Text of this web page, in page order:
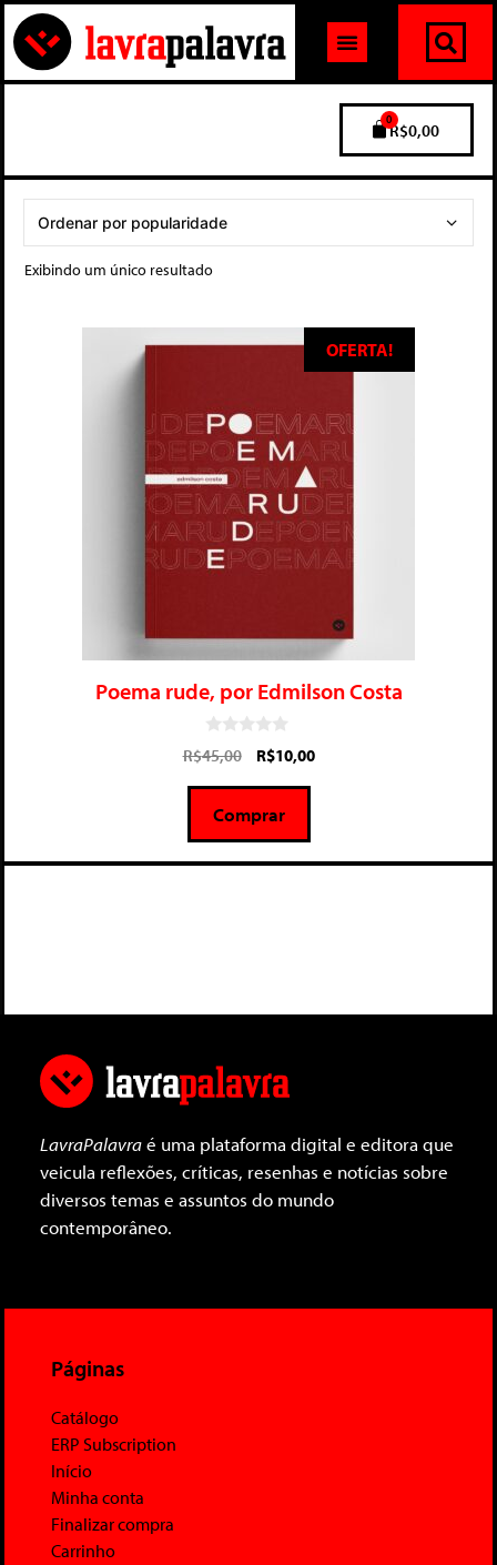
R$0,00
0
Exibindo um único resultado
OFERTA!
Poema rude, por Edmilson Costa
0
d
5
R$45,00 R$10,00
Comprar
LavraPalavraé uma plataforma digital e editora que
veicula reflexões, críticas, resenhas e notícias sobre
diversos temas e assuntos do mundo
contemporâneo.
Páginas
Catálogo
ERP Subscription
Início
Minha conta
Finalizar compra
Carrinho